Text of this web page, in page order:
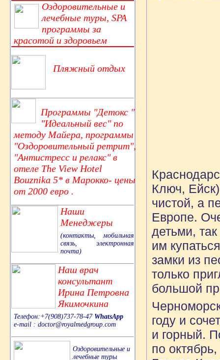
Оздоровительные и
лечебные туры, SPA
программы за
красотой и здоровьем
Пляжный отдых
Программы "Детокс "
"Идеальный вес" по
методу Майера, программы
"Оздоровительный ретрит",
"Антистресс и релакс" в
отеле The View Hotel
Bouznika 5* в Марокко- цены
от 2000 евро .
Наши
Менеджеры
(контакты, мобильная
связь, электронная
почта)
Наш врач
консультант
Ирина Петровна
Якимочкина
Телефон:+7(908)737-78-47 WhatsApp
e-mail : doctor@royalmedgroup.com
Оздоровительные и
лечебные туры
Ключ,
чистой, а
Европе.
детьми,
им
замки из
только
большой
году и
и горный.
по